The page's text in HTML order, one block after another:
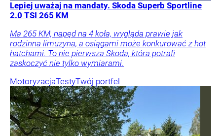
Lepiej uważaj na mandaty. Skoda Superb Sportline
2.0 TSI 265 KM
Ma 265 KM, napęd na 4 koła, wygląda prawie jak
rodzinna limuzyna, a osiągami może konkurować z hot
hatchami. To nie pierwsza Skoda, która potrafi
zaskoczyć nie tylko wymiarami.
MotoryzacjaTestyTwój portfel